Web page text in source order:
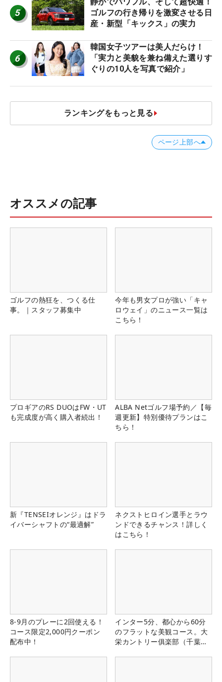
5
ゴルフの行き帰りを激変させる日
産・新型「キックス」の実力
6
韓国女子ツアーは美人だらけ！
「実力と美貌を兼ね備えた選りす
ぐりの10人を写真で紹介」
ランキングをもっと見る
ページ上部へ
オススメの記事
ゴルフの熱狂を、つくる仕
事。｜スタッフ募集中
今年も男女プロが強い「キャ
ロウェイ」のニュース一覧は
こちら！
プロギアのRS DUOはFW・UT
も完成度が高く購入者続出！
ALBA Netゴルフ場予約／【毎
週更新】特別優待プランはこ
ちら！
新『TENSEIオレンジ』はドラ
イバーシャフトの“最適解”
ネクストヒロイン選手とラウ
ンドできるチャンス！詳しく
はこちら！
8-9月のプレーに2回使える！
コース限定2,000円クーポン
配布中！
インター5分、都心から60分
のフラットな美観コース。大
栄カントリー俱楽部（千葉